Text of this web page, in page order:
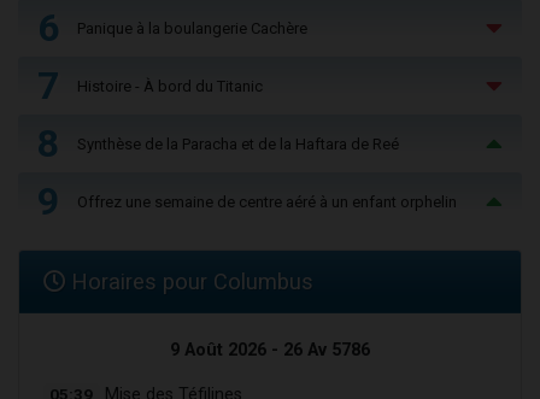
6 Panique à la boulangerie Cachère
7 Histoire - À bord du Titanic
8 Synthèse de la Paracha et de la Haftara de Reé
9 Offrez une semaine de centre aéré à un enfant orphelin
Horaires pour Columbus
9 Août 2026 - 26 Av 5786
05:39